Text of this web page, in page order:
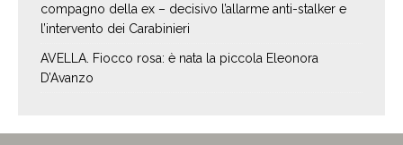
compagno della ex – decisivo l’allarme anti-stalker e
l’intervento dei Carabinieri
AVELLA. Fiocco rosa: è nata la piccola Eleonora
D’Avanzo